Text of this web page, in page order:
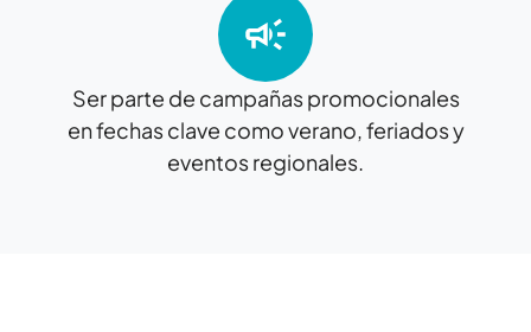
Ser parte de campañas promocionales
en fechas clave como verano, feriados y
eventos regionales.